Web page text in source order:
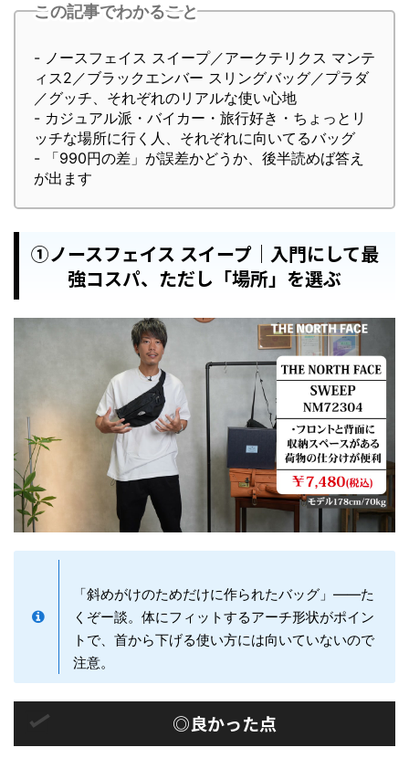
この記事でわかること
- ノースフェイス スイープ／アークテリクス マンテ
ィス2／ブラックエンバー スリングバッグ／プラダ
／グッチ、それぞれのリアルな使い心地
- カジュアル派・バイカー・旅行好き・ちょっとリ
ッチな場所に行く人、それぞれに向いてるバッグ
- 「990円の差」が誤差かどうか、後半読めば答え
が出ます
①ノースフェイス スイープ｜入門にして最
強コスパ、ただし「場所」を選ぶ
「斜めがけのためだけに作られたバッグ」——た
くぞー談。体にフィットするアーチ形状がポイン
トで、首から下げる使い方には向いていないので
注意。
◎良かった点